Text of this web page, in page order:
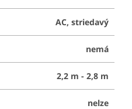
AC, striedavý
nemá
2,2 m - 2,8 m
nelze